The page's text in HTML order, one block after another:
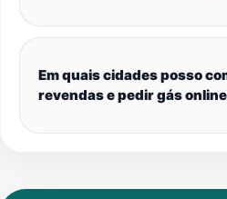
Em quais cidades posso
revendas e pedir gás